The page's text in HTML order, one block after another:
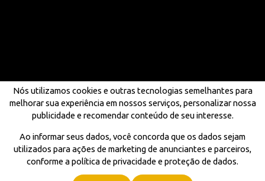
Nós utilizamos cookies e outras tecnologias semelhantes para
melhorar sua experiência em nossos serviços, personalizar nossa
publicidade e recomendar conteúdo de seu interesse.
Ao informar seus dados, você concorda que os dados sejam
utilizados para ações de marketing de anunciantes e parceiros,
conforme a política de privacidade e proteção de dados.